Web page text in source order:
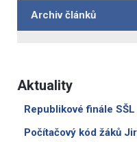
Archiv článků
Aktuality
Republikové finále
Počítačový kód žáků